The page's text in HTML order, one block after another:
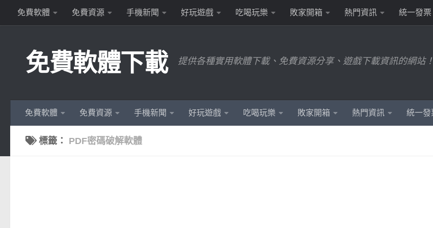
Skip to content
免費軟體 免費資源 手機新聞 好玩遊戲 吃喝玩樂 敗家開箱 熱門資訊 統一發票
免費軟體下載 提供各種實用軟體下載、免費資源分享、遊戲下載資訊的網站！
免費軟體 免費資源 手機新聞 好玩遊戲 吃喝玩樂 敗家開箱 熱門資訊 統一發
標籤： PDF密碼破解軟體